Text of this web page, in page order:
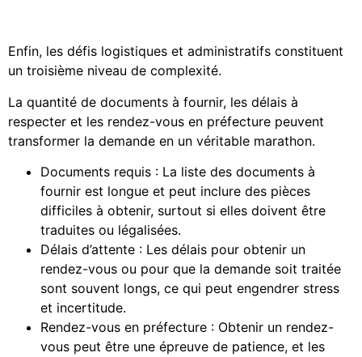
Enfin, les défis logistiques et administratifs constituent
un troisième niveau de complexité.
La quantité de documents à fournir, les délais à
respecter et les rendez-vous en préfecture peuvent
transformer la demande en un véritable marathon.
Documents requis : La liste des documents à
fournir est longue et peut inclure des pièces
difficiles à obtenir, surtout si elles doivent être
traduites ou légalisées.
Délais d’attente : Les délais pour obtenir un
rendez-vous ou pour que la demande soit traitée
sont souvent longs, ce qui peut engendrer stress
et incertitude.
Rendez-vous en préfecture : Obtenir un rendez-
vous peut être une épreuve de patience, et les